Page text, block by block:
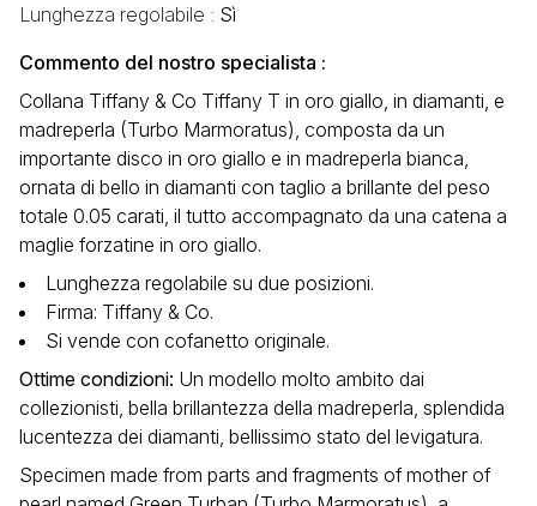
Lunghezza regolabile : Sì
Commento del nostro specialista :
Collana Tiffany & Co Tiffany T in oro giallo, in diamanti, e
madreperla (Turbo Marmoratus), composta da un
importante disco in oro giallo e in madreperla bianca,
ornata di bello in diamanti con taglio a brillante del peso
totale 0.05 carati, il tutto accompagnato da una catena a
maglie forzatine in oro giallo.
Lunghezza regolabile su due posizioni.
Firma: Tiffany & Co.
Si vende con cofanetto originale.
Ottime condizioni: Un modello molto ambito dai
collezionisti, bella brillantezza della madreperla, splendida
lucentezza dei diamanti, bellissimo stato del levigatura.
Specimen made from parts and fragments of mother of